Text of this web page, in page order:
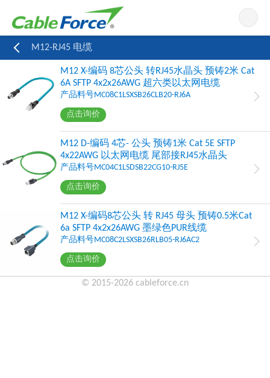
M12-RJ45 电缆
M12 X-编码 8芯公头 转RJ45水晶头 预铸2米 Cat
6A SFTP 4x2x26AWG 超六类以太网电缆
产品料号MC08C1LSXSB26CLB20-RJ6A
点击询价
M12 D-编码 4芯- 公头 预铸1米 Cat 5E SFTP
4x22AWG 以太网电缆 尾部接RJ45水晶头
产品料号MC04C1LSDSB22CG10-RJ5E
点击询价
M12 X-编码8芯公头 转 RJ45 母头 预铸0.5米Cat
6a SFTP 4x2x26AWG 墨绿色PUR线缆
产品料号MC08C2LSXSB26RLB05-RJ6AC2
点击询价
© 2015-2026 cableforce.cn